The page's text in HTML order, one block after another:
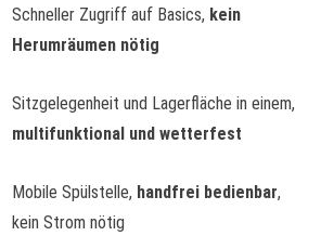
Schneller Zugriff auf Basics, kein
Herumräumen nötig
Sitzgelegenheit und Lagerfläche in einem,
multifunktional und wetterfest
Mobile Spülstelle, handfrei bedienbar,
kein Strom nötig